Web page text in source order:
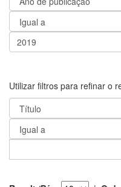
Utilizar filtros para refinar o